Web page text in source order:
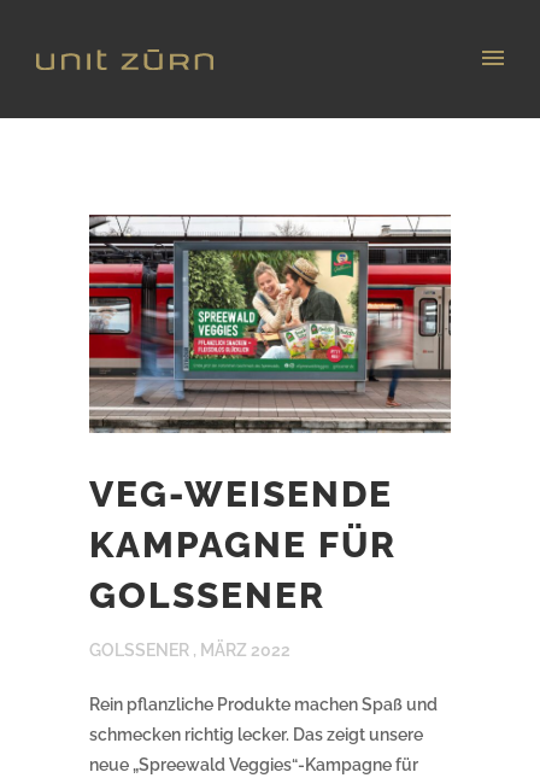
VEG-WEISENDE
KAMPAGNE FÜR
GOLSSENER
GOLSSENER , MÄRZ 2022
Rein pflanzliche Produkte machen Spaß und
schmecken richtig lecker. Das zeigt unsere
neue „Spreewald Veggies“-Kampagne für